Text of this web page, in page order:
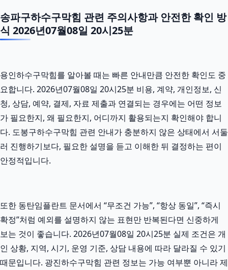
송파구하수구막힘 관련 주의사항과 안전한 확인 방
식 2026년07월08일 20시25분
용인하수구막힘를 알아볼 때는 빠른 안내만큼 안전한 확인도 중
요합니다. 2026년07월08일 20시25분 비용, 계약, 개인정보, 신
청, 상담, 예약, 결제, 자료 제출과 연결되는 경우에는 어떤 정보
가 필요한지, 왜 필요한지, 어디까지 활용되는지 확인해야 합니
다. 도봉구하수구막힘 관련 안내가 충분하지 않은 상태에서 서둘
러 진행하기보다, 필요한 설명을 듣고 이해한 뒤 결정하는 편이
안정적입니다.
또한 동탄임플란트 문서에서 “무조건 가능”, “항상 동일”, “즉시
확정”처럼 예외를 설명하지 않는 표현만 반복된다면 신중하게
보는 것이 좋습니다. 2026년07월08일 20시25분 실제 조건은 개
인 상황, 지역, 시기, 운영 기준, 상담 내용에 따라 달라질 수 있기
때문입니다. 광진하수구막힘 관련 정보는 가능 여부뿐 아니라 제